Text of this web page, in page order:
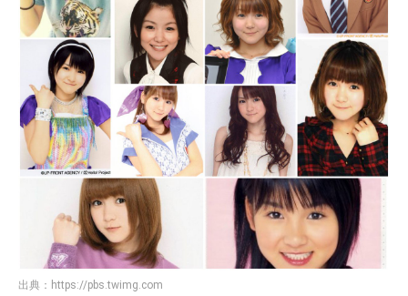
出典： https://pbs.twimg.com